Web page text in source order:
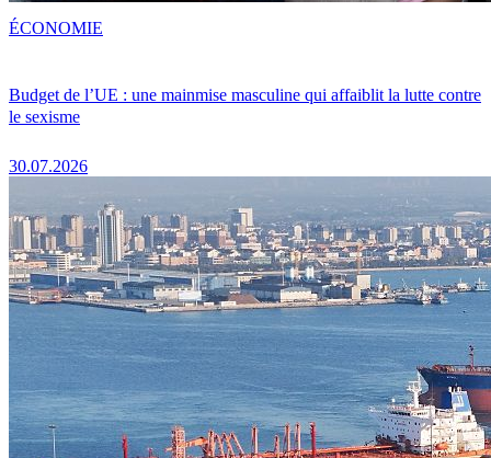
Budget de l’UE : une mainmise masculine qui affaiblit la lutte contre
le sexisme
30.07.2026
ÉCONOMIE